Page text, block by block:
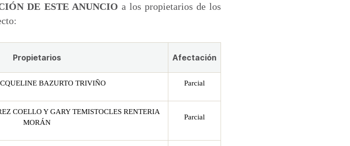
DE ESTE ANUNCIO a los propietarios de los
Propietarios Afectación
BAZURTO TRIVIÑO Parcial
COELLO Y GARY TEMISTOCLES RENTERIA
MORÁN
Parcial